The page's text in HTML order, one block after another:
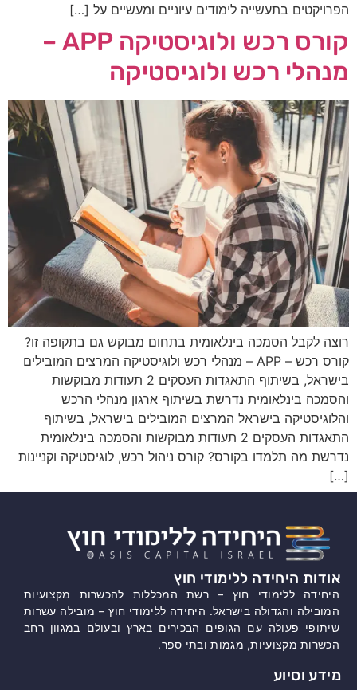
הפרויקטים בתעשייה​ לימודים עיוניים ומעשיים על […]
קורס רכש ולוגיסטיקה APP –
מנהלי רכש ולוגיסטיקה
רוצה לקבל הסמכה בינלאומית בתחום מבוקש גם בתקופה זו?
קורס רכש – APP – מנהלי רכש ולוגיסטיקה המרצים המובילים
בישראל, בשיתוף התאגדות העסקים 2 תעודות מבוקשות
והסמכה בינלאומית נדרשת בשיתוף ארגון מנהלי הרכש
והלוגיסטיקה בישראל המרצים המובילים בישראל, בשיתוף
התאגדות העסקים​ 2 תעודות מבוקשות והסמכה בינלאומית
נדרשת​ מה תלמדו בקורס? קורס ניהול רכש, לוגיסטיקה וקניינות
[…]
אודות היחידה ללימודי חוץ
היחידה ללימודי חוץ – רשת המכללות להכשרות מקצועיות
המובילה והגדולה בישראל. היחידה ללימודי חוץ – מובילה עשרות
שיתופי פעולה עם הגופים הבכירים בארץ ובעולם במגוון רחב
הכשרות מקצועיות, מגמות ובתי ספר.
מידע וסיוע